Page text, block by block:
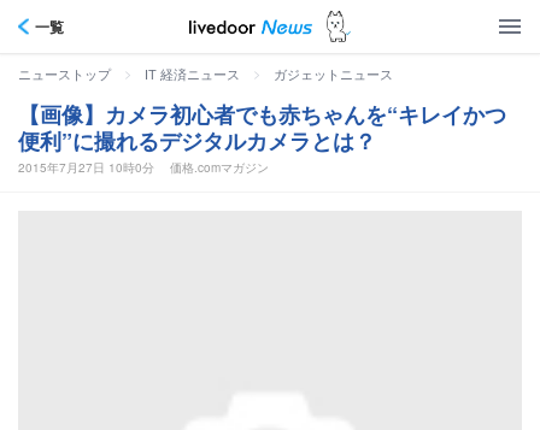
一覧
ニューストップ > IT 経済ニュース > ガジェットニュース
【画像】カメラ初心者でも赤ちゃんを“キレイかつ
便利”に撮れるデジタルカメラとは？
2015年7月27日 10時0分 価格.comマガジン